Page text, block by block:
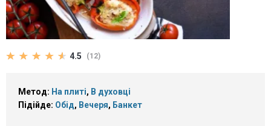
4.5 (12)
Метод: На плиті, В духовці
Підійде: Обід, Вечеря, Банкет